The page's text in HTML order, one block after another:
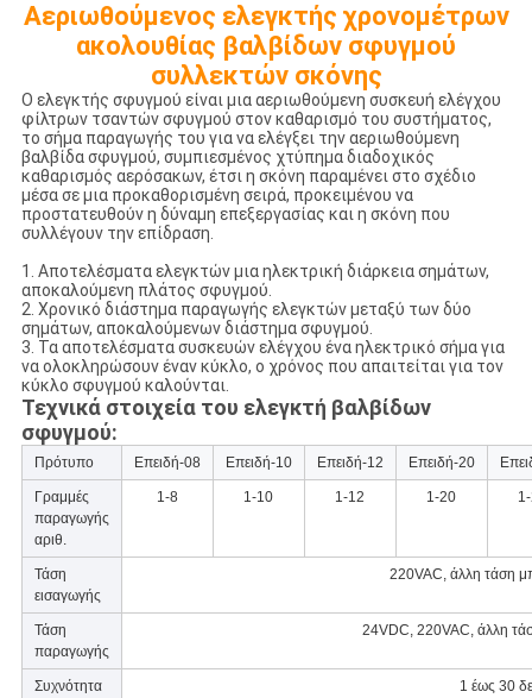
Αεριωθούμενος ελεγκτής χρονομέτρων
ακολουθίας βαλβίδων σφυγμού
συλλεκτών σκόνης
Ο ελεγκτής σφυγμού είναι μια αεριωθούμενη συσκευή ελέγχου
φίλτρων τσαντών σφυγμού στον καθαρισμό του συστήματος,
το σήμα παραγωγής του για να ελέγξει την αεριωθούμενη
βαλβίδα σφυγμού, συμπιεσμένος χτύπημα διαδοχικός
καθαρισμός αερόσακων, έτσι η σκόνη παραμένει στο σχέδιο
μέσα σε μια προκαθορισμένη σειρά, προκειμένου να
προστατευθούν η δύναμη επεξεργασίας και η σκόνη που
συλλέγουν την επίδραση.
1. Αποτελέσματα ελεγκτών μια ηλεκτρική διάρκεια σημάτων,
αποκαλούμενη πλάτος σφυγμού.
2. Χρονικό διάστημα παραγωγής ελεγκτών μεταξύ των δύο
σημάτων, αποκαλούμενων διάστημα σφυγμού.
3. Τα αποτελέσματα συσκευών ελέγχου ένα ηλεκτρικό σήμα για
να ολοκληρώσουν έναν κύκλο, ο χρόνος που απαιτείται για τον
κύκλο σφυγμού καλούνται.
Τεχνικά στοιχεία του ελεγκτή βαλβίδων
σφυγμού:
Πρότυπο Επειδή-08 Επειδή-10 Επειδή-12 Επειδή-20
Γραμμές
παραγωγής
αριθ.
1-8 1-10 1-12 1-20
Τάση
εισαγωγής
220VAC, άλλη τάση
Τάση
παραγωγής
24VDC, 220VAC, άλλη
Συχνότητα
1 έως 30